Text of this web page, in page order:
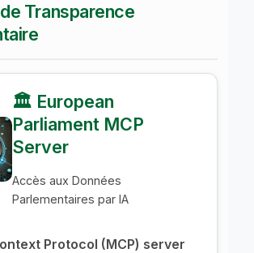
Transparence
🏛️ European
Parliament MCP
Server
Accès aux Données
Parlementaires par IA
Protocol (MCP) server